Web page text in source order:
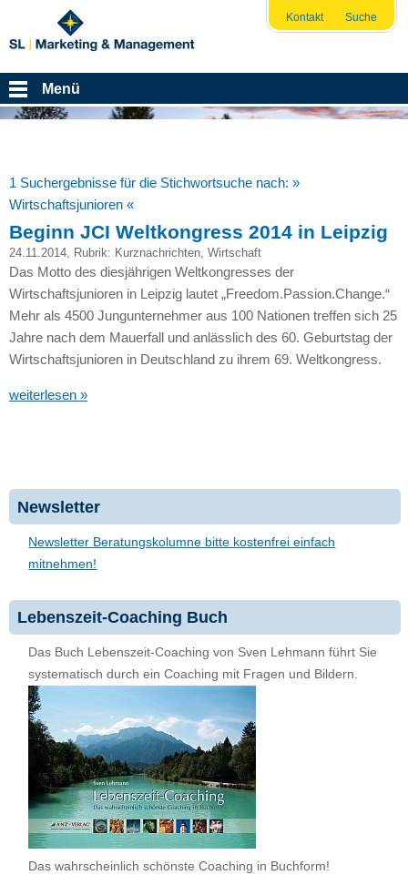
Kontakt Suche
Menü
1 Suchergebnisse für die Stichwortsuche nach: »
Wirtschaftsjunioren «
Beginn JCI Weltkongress 2014 in Leipzig
24.11.2014, Rubrik: Kurznachrichten, Wirtschaft
Das Motto des diesjährigen Weltkongresses der
Wirtschaftsjunioren in Leipzig lautet „Freedom.Passion.Change.“
Mehr als 4500 Jungunternehmer aus 100 Nationen treffen sich 25
Jahre nach dem Mauerfall und anlässlich des 60. Geburtstag der
Wirtschaftsjunioren in Deutschland zu ihrem 69. Weltkongress.
weiterlesen »
Newsletter
Newsletter Beratungskolumne bitte kostenfrei einfach
mitnehmen!
Lebenszeit-Coaching Buch
Das Buch Lebenszeit-Coaching von Sven Lehmann führt Sie
systematisch durch ein Coaching mit Fragen und Bildern.
Das wahrscheinlich schönste Coaching in Buchform!